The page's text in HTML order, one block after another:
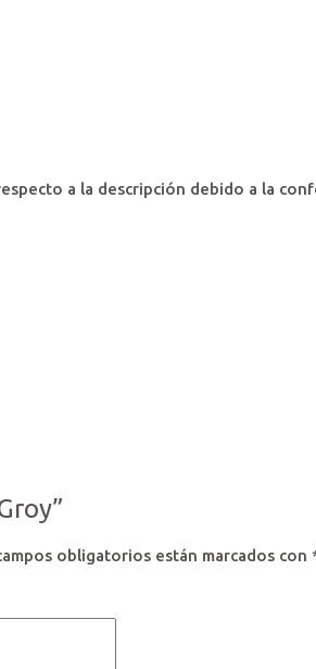
a la descripción debido a la
obligatorios están marcados con